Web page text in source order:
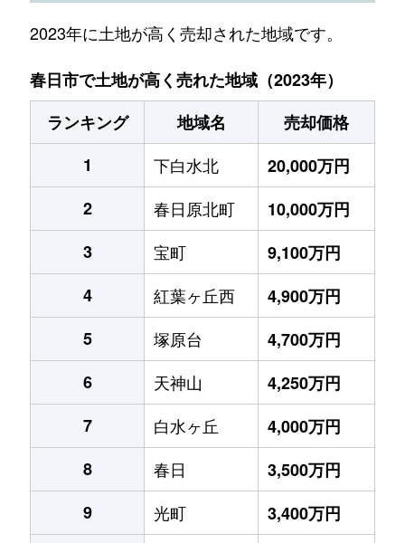
2023年に土地が高く売却された地域です。
春日市で土地が高く売れた地域（2023年）
ランキング
地域名
売却価格
1
下白水北
20,000万円
2
春日原北町
10,000万円
3
宝町
9,100万円
4
紅葉ヶ丘西
4,900万円
5
塚原台
4,700万円
6
天神山
4,250万円
7
白水ヶ丘
4,000万円
8
春日
3,500万円
9
光町
3,400万円